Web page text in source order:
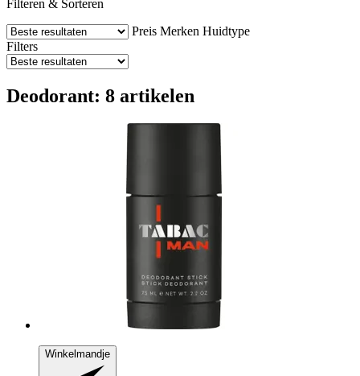
Filteren & Sorteren
Preis Merken Huidtype
Filters
Deodorant: 8 artikelen
Winkelmandje